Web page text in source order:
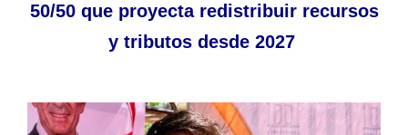
50/50 que proyecta redistribuir recursos
y tributos desde 2027